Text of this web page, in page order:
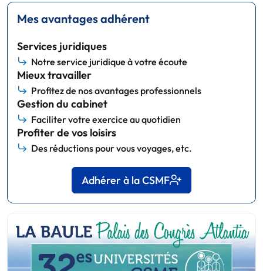
Mes avantages adhérent
Services juridiques
Notre service juridique à votre écoute
Mieux travailler
Profitez de nos avantages professionnels
Gestion du cabinet
Faciliter votre exercice au quotidien
Profiter de vos loisirs
Des réductions pour vous voyages, etc.
Adhérer à la CSMF